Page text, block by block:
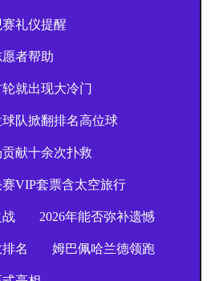
礼仪提醒
者帮助
就出现大冷门
队掀翻排名高位球
献十余次扑救
VIP套票含太空旅行
战 2026年能否弥补遗憾
名 姆巴佩哈兰德领跑